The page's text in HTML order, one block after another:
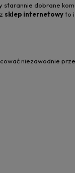
starannie dobrane
sklep internetowyto
niezawodnie